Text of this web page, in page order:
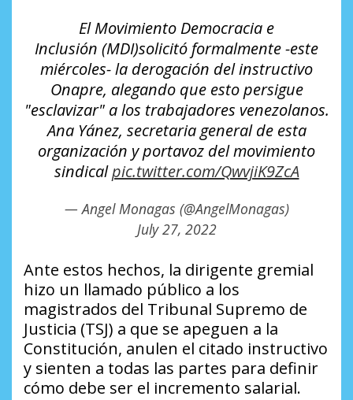
El Movimiento Democracia e
Inclusión (MDI)solicitó formalmente -este
miércoles- la derogación del instructivo
Onapre, alegando que esto persigue
"esclavizar" a los trabajadores venezolanos.
Ana Yánez, secretaria general de esta
organización y portavoz del movimiento
sindicalpic.twitter.com/QwvjiK9ZcA
— Angel Monagas (@AngelMonagas)
July 27, 2022
Ante estos hechos, la dirigente gremial
hizo un llamado público a los
magistrados del Tribunal Supremo de
Justicia (TSJ) a que se apeguen a la
Constitución, anulen el citado instructivo
y sienten a todas las partes para definir
cómo debe ser el incremento salarial.